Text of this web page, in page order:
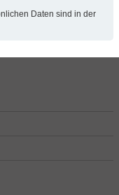
Daten sind in der